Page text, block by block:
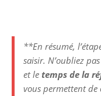
**En résumé,
saisir. N’oubliez
et le temps de la
vous permettent